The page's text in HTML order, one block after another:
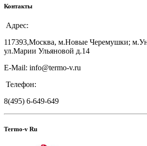
Контакты
Адрес:
117393,Москва, м.Новые Черемушки;
ул.Марии Ульяновой д.14
E-Mail: info@termo-v.ru
Телефон:
8(495) 6-649-649
Termo-v Ru